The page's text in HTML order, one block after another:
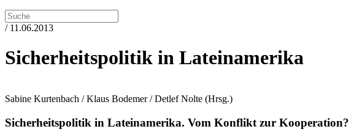
/ 11.06.2013
Sicherheitspolitik in Lateinamerika
Sabine Kurtenbach / Klaus Bodemer / Detlef Nolte (Hrsg.)
Sicherheitspolitik in Lateinamerika. Vom Konflikt zur Kooperation?